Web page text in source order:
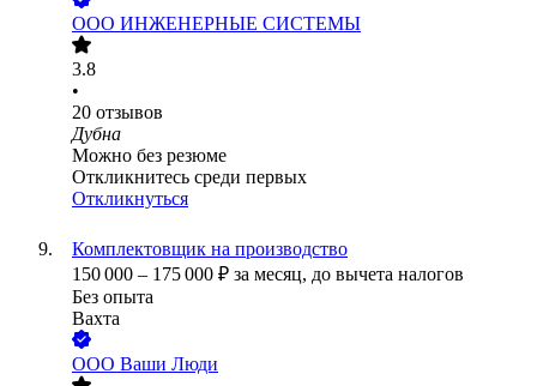
ООО ИНЖЕНЕРНЫЕ СИСТЕМЫ
3.8
•
20 отзывов
Дубна
Можно без резюме
Откликнитесь среди первых
Откликнуться
Комплектовщик на производство
150 000 – 175 000 ₽ за месяц, до вычета налогов
Без опыта
Вахта
ООО Ваши Люди